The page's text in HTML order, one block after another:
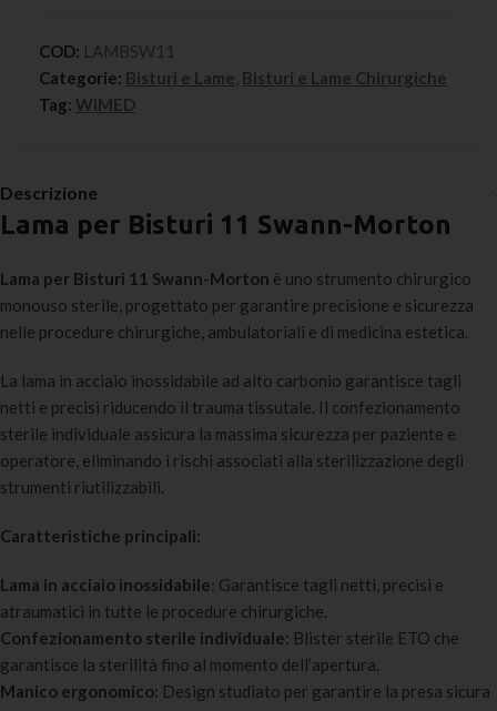
COD: LAMBSW11
Categorie: Bisturi e Lame Bisturi e Lame Chirurgiche
Tag: WIMED
Descrizione
Lama per Bisturi 11 Swann-Morton
Lama per Bisturi 11 Swann-Morton è uno strumento chirurgico
monouso sterile, progettato per garantire precisione e sicurezza
nelle procedure chirurgiche, ambulatoriali e di medicina estetica.
La lama in acciaio inossidabile ad alto carbonio garantisce tagli
netti e precisi riducendo il trauma tissutale. Il confezionamento
sterile individuale assicura la massima sicurezza per paziente e
operatore, eliminando i rischi associati alla sterilizzazione degli
strumenti riutilizzabili.
Caratteristiche principali:
Lama in acciaio inossidabile: Garantisce tagli netti, precisi e
atraumatici in tutte le procedure chirurgiche.
Confezionamento sterile individuale: Blister sterile ETO che
garantisce la sterilità fino al momento dell’apertura.
Manico ergonomico: Design studiato per garantire la presa sicura